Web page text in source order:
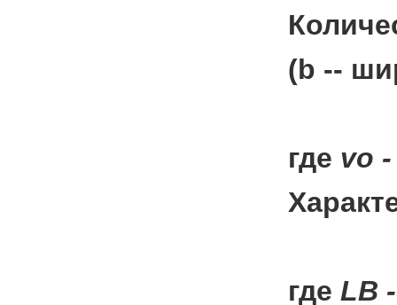
(b --
где vo
где LB